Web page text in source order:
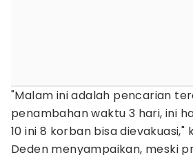
"Malam ini adalah pencarian
penambahan waktu 3 hari, ini
10 ini 8 korban bisa dievakuasi,"
Deden menyampaikan, meski